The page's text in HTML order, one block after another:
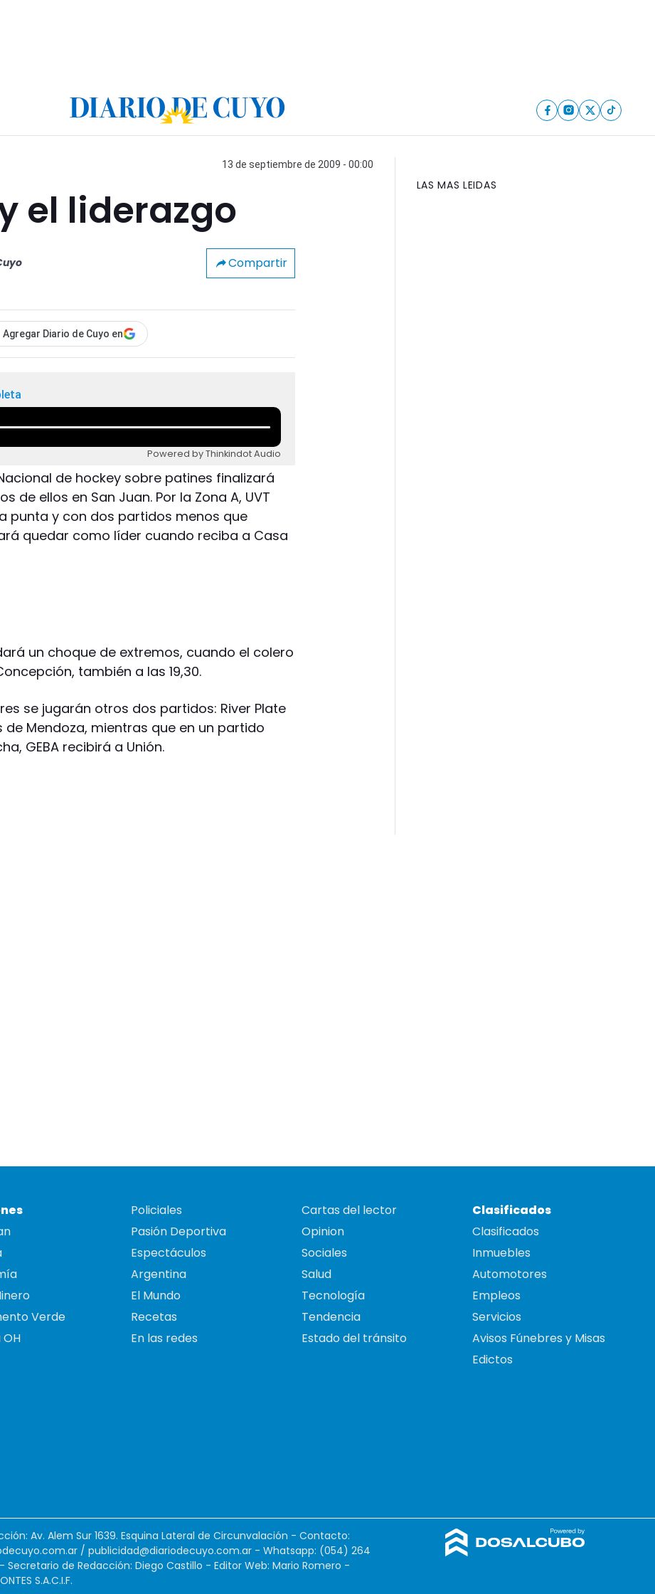
13 de septiembre de 2009 - 00:00
el liderazgo
Compartir
Agregar Diario de Cuyo en
Powered by Thinkindot Audio
de hockey sobre patines finalizará
de ellos en San Juan. Por la Zona A, UVT
punta y con dos partidos menos que
quedar como líder cuando reciba a Casa
un choque de extremos, cuando el colero
también a las 19,30.
se jugarán otros dos partidos: River Plate
Mendoza, mientras que en un partido
GEBA recibirá a Unión.
LAS MAS LEIDAS
Verde
OH
Policiales
Pasión Deportiva
Espectáculos
Argentina
El Mundo
Recetas
En las redes
Cartas del lector
Opinion
Sociales
Salud
Tecnología
Tendencia
Estado del tránsito
Clasificados
Clasificados
Inmuebles
Automotores
Empleos
Servicios
Avisos Fúnebres y Misas
Edictos
Av. Alem Sur 1639. Esquina Lateral de Circunvalación - Contacto:
/ publicidad@diariodecuyo.com.ar - Whatsapp: (054) 264
de Redacción: Diego Castillo - Editor Web: Mario Romero -
S.A.C.I.F.